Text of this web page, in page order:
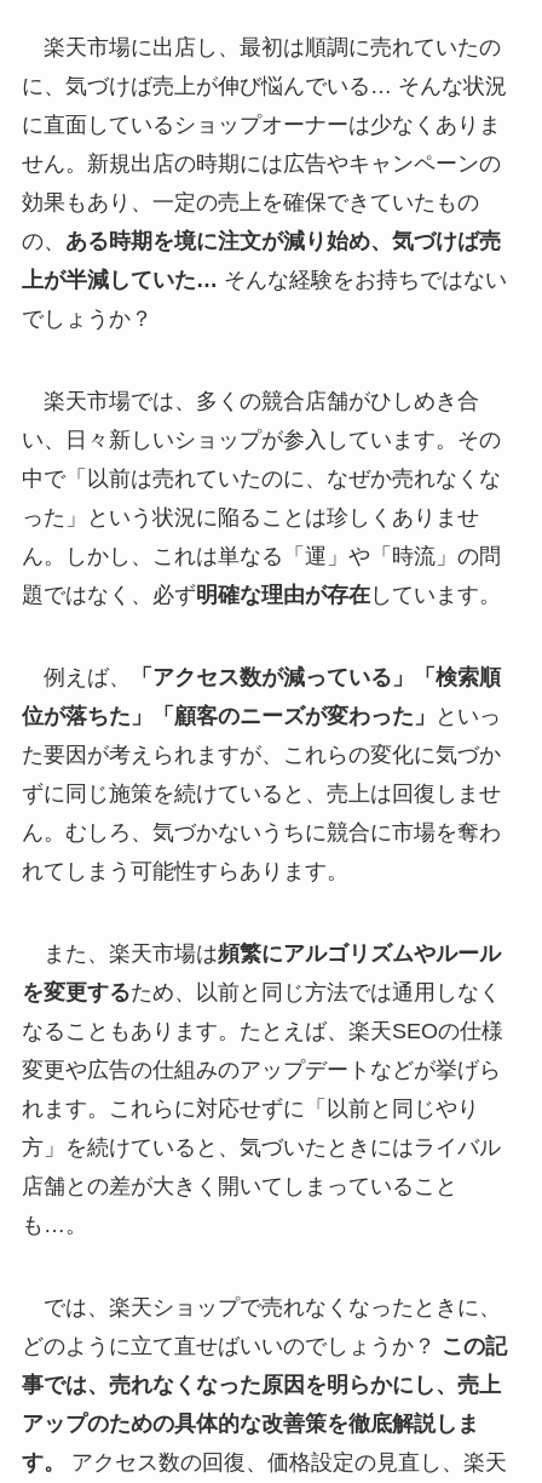
楽天市場に出店し、最初は順調に売れていたの
に、気づけば売上が伸び悩んでいる… そんな状況
に直面しているショップオーナーは少なくありま
せん。新規出店の時期には広告やキャンペーンの
効果もあり、一定の売上を確保できていたもの
の、 ある時期を境に注文が減り始め、気づけば売
上が半減していた… そんな経験をお持ちではない
でしょうか？
楽天市場では、多くの競合店舗がひしめき合
い、日々新しいショップが参入しています。その
中で「以前は売れていたのに、なぜか売れなくな
った」という状況に陥ることは珍しくありませ
ん。しかし、これは単なる「運」や「時流」の問
題ではなく、必ず明確な理由が存在しています。
例えば、
「アクセス数が減っている」「検索順
位が落ちた」「顧客のニーズが変わった」
といっ
た要因が考えられますが、これらの変化に気づか
ずに同じ施策を続けていると、売上は回復しませ
ん。むしろ、気づかないうちに競合に市場を奪わ
れてしまう可能性すらあります。
また、楽天市場は頻繁にアルゴリズムやルール
を変更するため、以前と同じ方法では通用しなく
なることもあります。たとえば、楽天SEOの仕様
変更や広告の仕組みのアップデートなどが挙げら
れます。これらに対応せずに「以前と同じやり
方」を続けていると、気づいたときにはライバル
店舗との差が大きく開いてしまっていること
も…。
では、楽天ショップで売れなくなったときに、
どのように立て直せばいいのでしょうか？ この記
事では、売れなくなった原因を明らかにし、売上
アップのための具体的な改善策を徹底解説しま
す。
アクセス数の回復、価格設定の見直し、楽天